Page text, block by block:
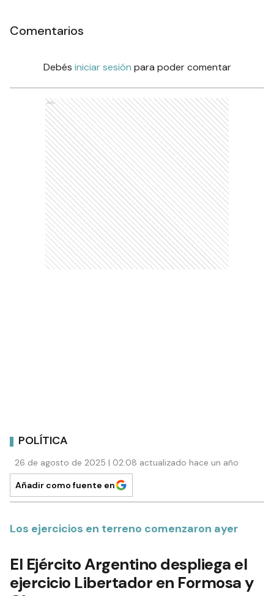
Comentarios
Debés iniciar sesión para poder comentar
Ads
POLÍTICA
26 de agosto de 2025 | 02:08 actualizado hace un año
Añadir como fuente en
Los ejercicios en terreno comenzaron ayer
El Ejército Argentino despliega el
ejercicio Libertador en Formosa y